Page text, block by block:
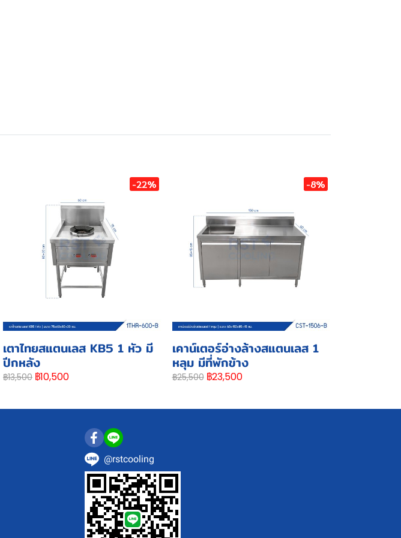
-22%
เตาไทยสแตนเลส KB5 1 หัว มี
ปีกหลัง
฿13,500 ฿10,500
-8%
เคาน์เตอร์อ่างล้างสแตนเลส 1
หลุม มีที่พักข้าง
฿25,500 ฿23,500
@rstcooling